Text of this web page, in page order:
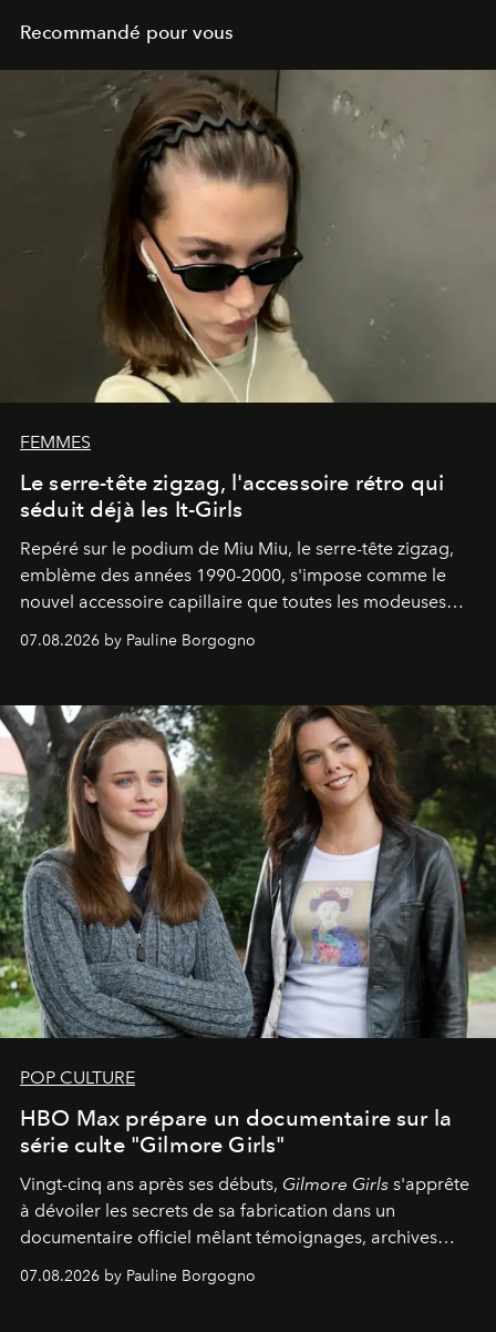
Recommandé pour vous
FEMMES
Le serre-tête zigzag, l'accessoire rétro qui
séduit déjà les It-Girls
Repéré sur le podium de Miu Miu, le serre-tête zigzag,
emblème des années 1990-2000, s'impose comme le
nouvel accessoire capillaire que toutes les modeuses
s'arrachent déjà.
07.08.2026 by Pauline Borgogno
POP CULTURE
HBO Max prépare un documentaire sur la
série culte "Gilmore Girls"
Vingt-cinq ans après ses débuts, Gilmore Girls s'apprête
à dévoiler les secrets de sa fabrication dans un
documentaire officiel mêlant témoignages, archives
inédites et plongée dans les coulisses d'un phénomène
générationnel.
07.08.2026 by Pauline Borgogno